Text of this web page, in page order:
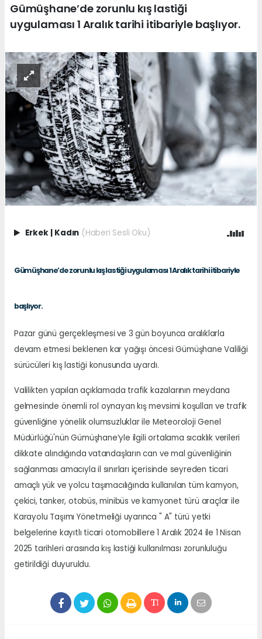
Gümüşhane’de zorunlu kış lastiği
uygulaması 1 Aralık tarihi itibariyle başlıyor.
Erkek | Kadın (Haberi Sesli Oku)
Gümüşhane’de zorunlu kış lastiği uygulaması 1 Aralık tarihi itibariyle
başlıyor.
Pazar günü gerçekleşmesi ve 3 gün boyunca aralıklarla
devam etmesi beklenen kar yağışı öncesi Gümüşhane Valiliği
sürücüleri kış lastiği konusunda uyardı.
Valilikten yapılan açıklamada trafik kazalarının meydana
gelmesinde önemli rol oynayan kış mevsimi koşulları ve trafik
güvenliğine yönelik olumsuzluklar ile Meteoroloji Genel
Müdürlüğü'nün Gümüşhane’yle ilgili ortalama sıcaklık verileri
dikkate alındığında vatandaşların can ve mal güvenliğinin
sağlanması amacıyla il sınırları içerisinde seyreden ticari
amaçlı yük ve yolcu taşımacılığında kullanılan tüm kamyon,
çekici, tanker, otobüs, minibüs ve kamyonet türü araçlar ile
Karayolu Taşımı Yönetmeliği uyarınca " A" türü yetki
belgelerine kayıtlı ticari otomobillere 1 Aralık 2024 ile 1 Nisan
2025 tarihleri arasında kış lastiği kullanılması zorunluluğu
getirildiği duyuruldu.